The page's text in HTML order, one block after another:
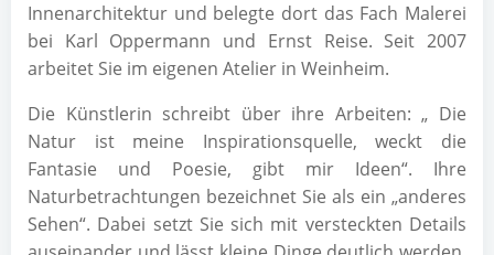
Innenarchitektur und belegte dort das Fach Malerei
bei Karl Oppermann und Ernst Reise. Seit 2007
arbeitet Sie im eigenen Atelier in Weinheim.
Die Künstlerin schreibt über ihre Arbeiten: „ Die
Natur ist meine Inspirationsquelle, weckt die
Fantasie und Poesie, gibt mir Ideen“. Ihre
Naturbetrachtungen bezeichnet Sie als ein „anderes
Sehen“. Dabei setzt Sie sich mit versteckten Details